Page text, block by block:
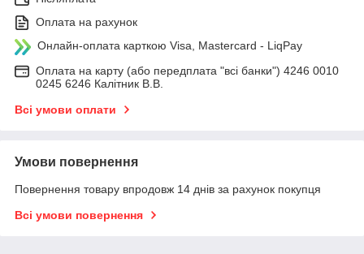
Оплата на рахунок
Онлайн-оплата карткою Visa, Mastercard - LiqPay
Оплата на карту (або передплата "всі банки") 4246 0010
0245 6246 Калітник В.В.
Всі умови оплати
Умови повернення
Повернення товару впродовж 14 днів за рахунок покупця
Всі умови повернення